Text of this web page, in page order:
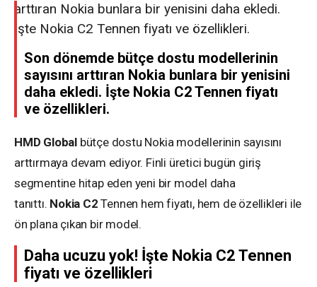
arttıran Nokia bunlara bir yenisini daha ekledi.
İşte Nokia C2 Tennen fiyatı ve özellikleri.
Son dönemde bütçe dostu modellerinin
sayısını arttıran Nokia bunlara bir yenisini
daha ekledi. İşte Nokia C2 Tennen fiyatı
ve özellikleri.
HMD Global bütçe dostu Nokia modellerinin sayısını
arttırmaya devam ediyor. Finli üretici bugün giriş
segmentine hitap eden yeni bir model daha
tanıttı. Nokia C2 Tennen hem fiyatı, hem de özellikleri ile
ön plana çıkan bir model.
Daha ucuzu yok! İşte Nokia C2 Tennen
fiyatı ve özellikleri